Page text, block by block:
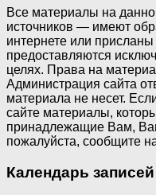
Все материалы на
источников — имеют
интернете или
предоставляются
целях. Права на
Администрация сайта
материала не несет.
сайте материалы,
принадлежащие Вам,
пожалуйста, сообщите
Календарь записей